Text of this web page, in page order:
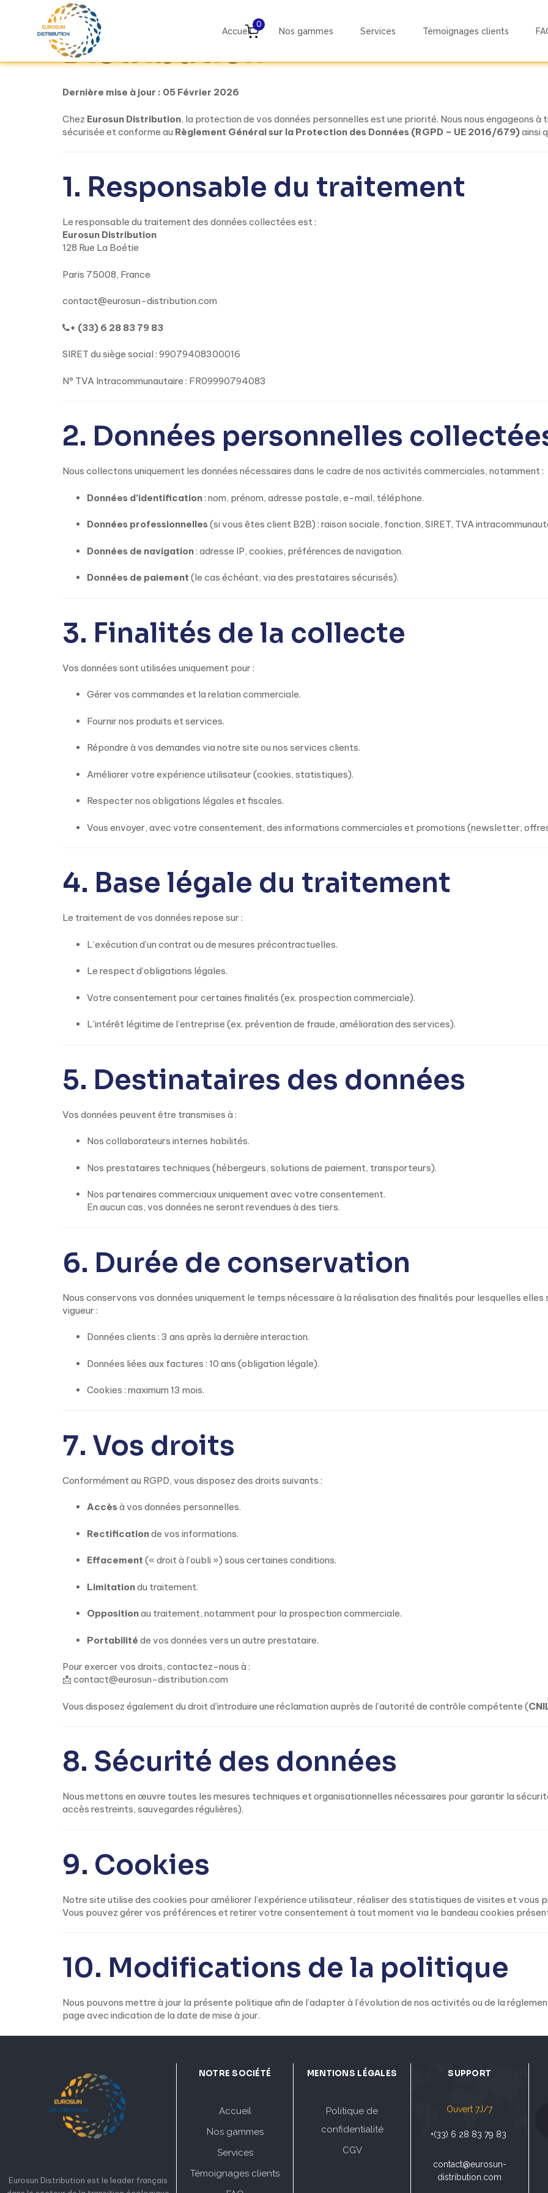
Accueil Nos gammes Services Témoignages clients
0
Politique de Confidentialité –
Distribution
Dernière mise à jour : 05 Février 2026
Chez Eurosun Distribution, la protection de vos données personnelles est une priorité. Nous nous engageons
sécurisée et conforme au Règlement Général sur la Protection des Données (RGPD – UE 2016/679)ainsi
1. Responsable du traitement
Le responsable du traitement des données collectées est :
Eurosun Distribution
128 Rue La Boétie
Paris 75008, France
contact@eurosun-distribution.com
+ (33) 6 28 83 79 83
SIRET du siège social : 99079408300016
N° TVA Intracommunautaire : FR09990794083
2. Données personnelles
Nous collectons uniquement les données nécessaires dans le cadre de nos activités commerciales, notamment :
Données d’identification: nom, prénom, adresse postale, e-mail, téléphone.
Données professionnelles(si vous êtes client B2B) : raison sociale, fonction, SIRET, TVA
Données de navigation: adresse IP, cookies, préférences de navigation.
Données de paiement (le cas échéant, via des prestataires sécurisés).
3. Finalités de la collecte
Vos données sont utilisées uniquement pour :
Gérer vos commandes et la relation commerciale.
Fournir nos produits et services.
Répondre à vos demandes via notre site ou nos services clients.
Améliorer votre expérience utilisateur (cookies, statistiques).
Respecter nos obligations légales et fiscales.
Vous envoyer, avec votre consentement, des informations commerciales et promotions (newsletter,
4. Base légale du traitement
Le traitement de vos données repose sur :
L’exécution d’un contrat ou de mesures précontractuelles.
Le respect d’obligations légales.
Votre consentement pour certaines finalités (ex. prospection commerciale).
L’intérêt légitime de l’entreprise (ex. prévention de fraude, amélioration des services).
5. Destinataires des données
Vos données peuvent être transmises à :
Nos collaborateurs internes habilités.
Nos prestataires techniques (hébergeurs, solutions de paiement, transporteurs).
Nos partenaires commerciaux uniquement avec votre consentement.
En aucun cas, vos données ne seront revendues à des tiers.
6. Durée de conservation
Nous conservons vos données uniquement le temps nécessaire à la réalisation des finalités pour lesquelles
vigueur :
Données clients : 3 ans après la dernière interaction.
Données liées aux factures : 10 ans (obligation légale).
Cookies : maximum 13 mois.
7. Vos droits
Conformément au RGPD, vous disposez des droits suivants :
Accèsà vos données personnelles.
Rectificationde vos informations.
Effacement (« droit à l’oubli ») sous certaines conditions.
Limitationdu traitement.
Oppositionau traitement, notamment pour la prospection commerciale.
Portabilité de vos données vers un autre prestataire.
Pour exercer vos droits, contactez-nous à :
📩 contact@eurosun-distribution.com
Vous disposez également du droit d’introduire une réclamation auprès de l’autorité de contrôle compétente (
8. Sécurité des données
Nous mettons en œuvre toutes les mesures techniques et organisationnelles nécessaires pour garantir la
accès restreints, sauvegardes régulières).
9. Cookies
Notre site utilise des cookies pour améliorer l’expérience utilisateur, réaliser des statistiques de visites et vous
Vous pouvez gérer vos préférences et retirer votre consentement à tout moment via le bandeau cookies
10. Modifications de la politique
Nous pouvons mettre à jour la présente politique afin de l’adapter à l’évolution de nos activités ou de la
page avec indication de la date de mise à jour.
Eurosun Distribution est le leader français
NOTRE SOCIÉTÉ
Accueil
Nos gammes
Services
Témoignages clients
MENTIONS LÉGALES
Politique de
confidentialité
CGV
SUPPORT
Ouvert 7J/7
+(33) 6 28 83 79 83
contact@eurosun-
distribution.com